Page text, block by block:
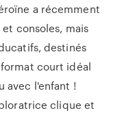
a récemment
consoles, mais
destinés
format court idéal
avec l'enfant !
clique et